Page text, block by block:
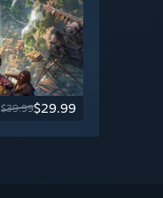
$39.99$29.99